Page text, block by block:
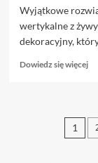
Wyjątkowe
wertykalne z
dekoracyjny,
Dowiedz się więcej
1